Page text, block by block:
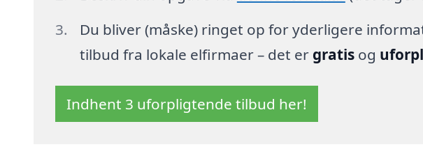
Du bliver (måske) ringet op for yderligere
tilbud fra lokale elfirmaer – det er gratisog
Indhent 3 uforpligtende tilbud her!